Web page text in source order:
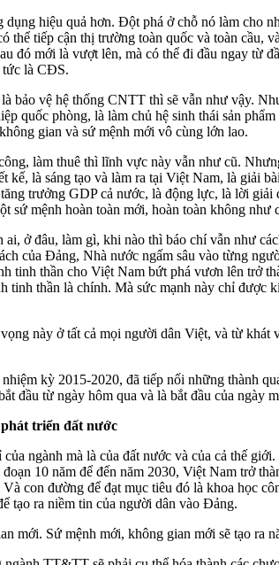
hiệu quả hơn. Đột phá ở chỗ nó làm cho
thể tiếp cận thị trường toàn quốc và toàn
đó mới là vượt lên, mà có thể đi đầu ngay từ
tức là CĐS.
vệ hệ thống CNTT thì sẽ vẫn như vậy.
quốc phòng, là làm chủ hệ sinh thái sản
gian và sứ mệnh mới vô cùng lớn lao.
làm thuê thì lĩnh vực này vẫn như cũ.
kế, là sáng tạo và làm ra tại Việt Nam, là
trưởng GDP cả nước, là động lực, là lời
sứ mệnh hoàn toàn mới, hoàn toàn không như
ở đâu, làm gì, khi nào thì báo chí vẫn như
của Đảng, Nhà nước ngấm sâu vào từng
tinh thần cho Việt Nam bứt phá vươn lên trở
tinh thần là chính. Mà sức mạnh này chỉ
này ở tất cả mọi người dân Việt, và từ
kỳ 2015-2020, đã tiếp nối những thành
đầu từ ngày hôm qua và là bắt đầu của ngày
triển đất nước
ngành mà là của đất nước và của cả thế
10 năm để đến năm 2030, Việt Nam trở
con đường để đạt mục tiêu đó là khoa học
tạo ra niềm tin của người dân vào Đảng.
mới. Sứ mệnh mới, không gian mới sẽ tạo ra